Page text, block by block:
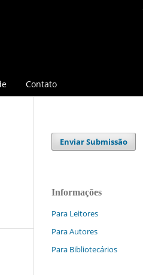
Contato
Enviar Submissão
Informações
Para Leitores
Para Autores
Para Bibliotecários